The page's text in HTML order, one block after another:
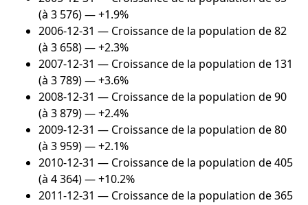
(à 3 576) — +1.9%
2006-12-31 — Croissance de la population de 82
(à 3 658) — +2.3%
2007-12-31 — Croissance de la population de 131
(à 3 789) — +3.6%
2008-12-31 — Croissance de la population de 90
(à 3 879) — +2.4%
2009-12-31 — Croissance de la population de 80
(à 3 959) — +2.1%
2010-12-31 — Croissance de la population de 405
(à 4 364) — +10.2%
2011-12-31 — Croissance de la population de 365